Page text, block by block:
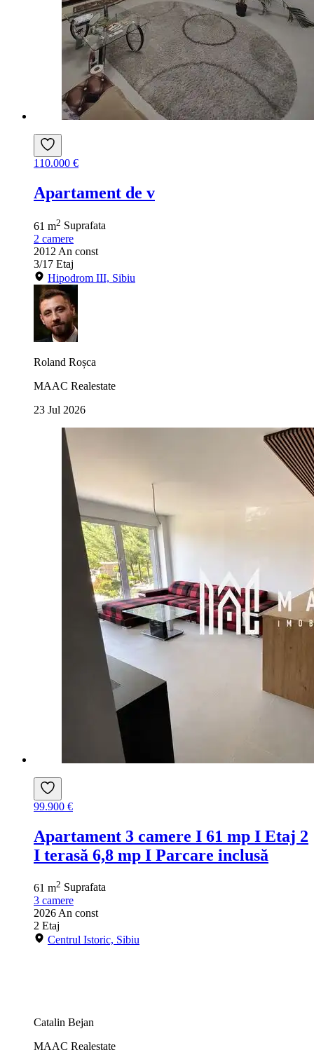
110.000 €
Apartament de v
61 m2 Suprafata
2 camere
2012 An const
3/17 Etaj
Hipodrom III, Sibiu
Roland Roșca
MAAC Realestate
23 Jul 2026
99.900 €
Apartament 3 camere I 61 mp I Etaj 2
I terasă 6,8 mp I Parcare inclusă
61 m2 Suprafata
3 camere
2026 An const
2 Etaj
Centrul Istoric, Sibiu
Catalin Bejan
MAAC Realestate